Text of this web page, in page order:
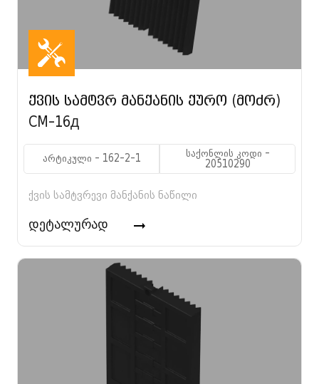
ქვის სამტვრ მანქანის ქურო (მოძრ)
CM-16Д
არტიკული - 162-2-1
საქონლის კოდი -
20510290
ქვის სამტვრევი მანქანის ნაწილი
დეტალურად